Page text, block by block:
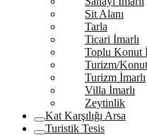
Sit Alanı
Tarla
Ticari İmarlı
Toplu Konut
Turizm/
Turizm İmarlı
Villa İmarlı
Zeytinlik
Kat Karşılığı Arsa
Turistik Tesis